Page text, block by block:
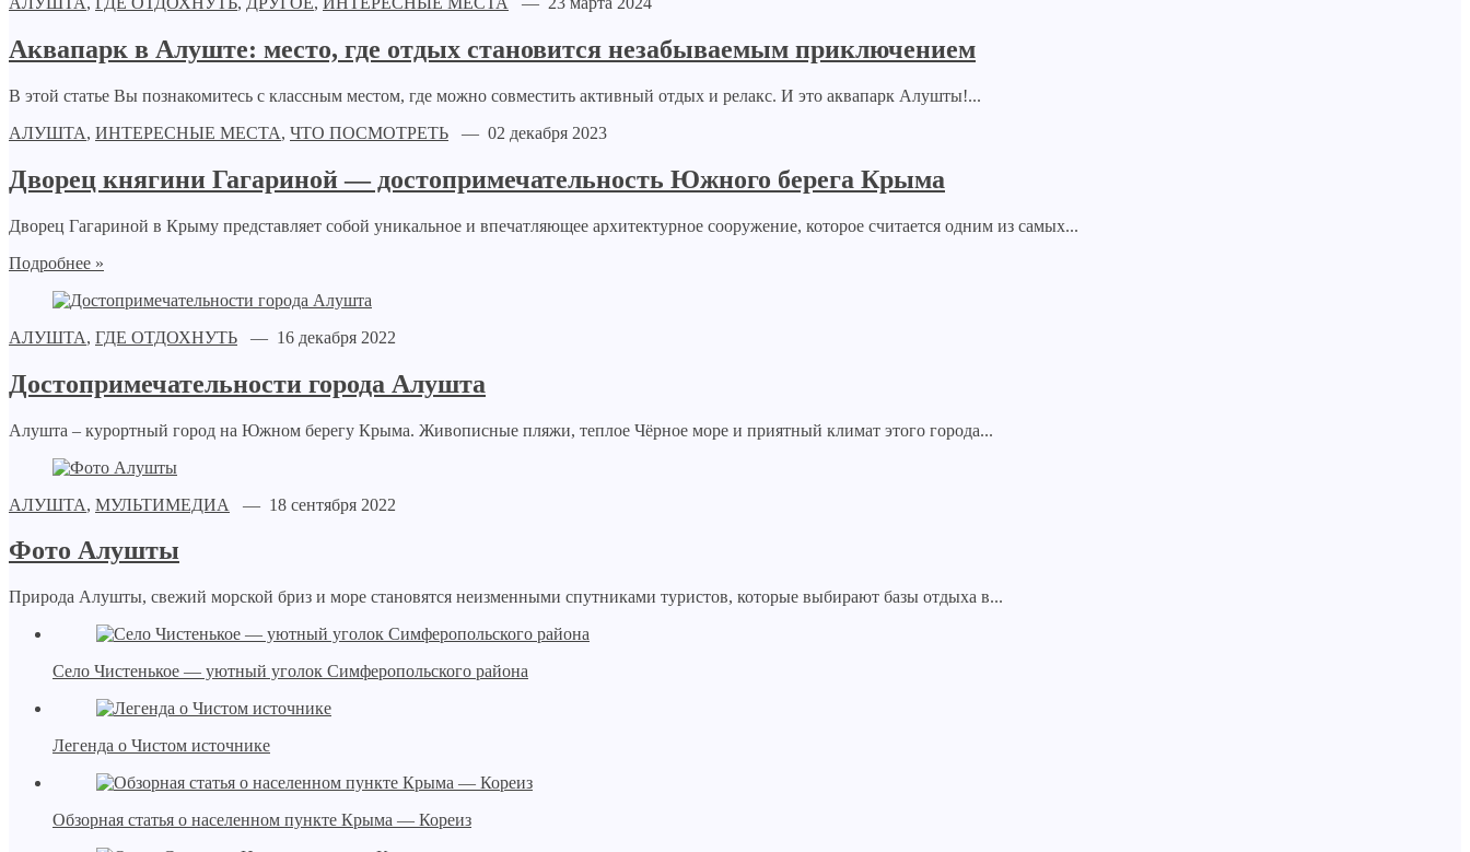
Аквапарк в Алуште: место, где отдых становится незабываемым приключением
В этой статье Вы познакомитесь с классным местом, где можно совместить активный отдых и релакс. И это аквапарк Алушты!...
АЛУШТА, ИНТЕРЕСНЫЕ МЕСТА, ЧТО ПОСМОТРЕТЬ — 02 декабря 2023
Дворец княгини Гагариной — достопримечательность Южного берега Крыма
Дворец Гагариной в Крыму представляет собой уникальное и впечатляющее архитектурное сооружение, которое считается одним из самых...
Подробнее »
АЛУШТА, ГДЕ ОТДОХНУТЬ — 16 декабря 2022
Достопримечательности города Алушта
Алушта – курортный город на Южном берегу Крыма. Живописные пляжи, теплое Чёрное море и приятный климат этого города...
АЛУШТА, МУЛЬТИМЕДИА — 18 сентября 2022
Фото Алушты
Природа Алушты, свежий морской бриз и море становятся неизменными спутниками туристов, которые выбирают базы отдыха в...
Село Чистенькое — уютный уголок Симферопольского района
Легенда о Чистом источнике
Обзорная статья о населенном пункте Крыма — Кореиз